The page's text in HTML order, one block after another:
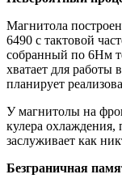
Магнитола
6490 c тактовой
собранный по 6Нм
хватает для
планирует
У магнитолы на
кулера
заслуживает как
Безграничная